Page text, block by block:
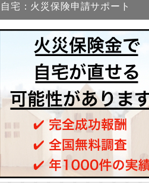
自宅：火災保険申請サポート